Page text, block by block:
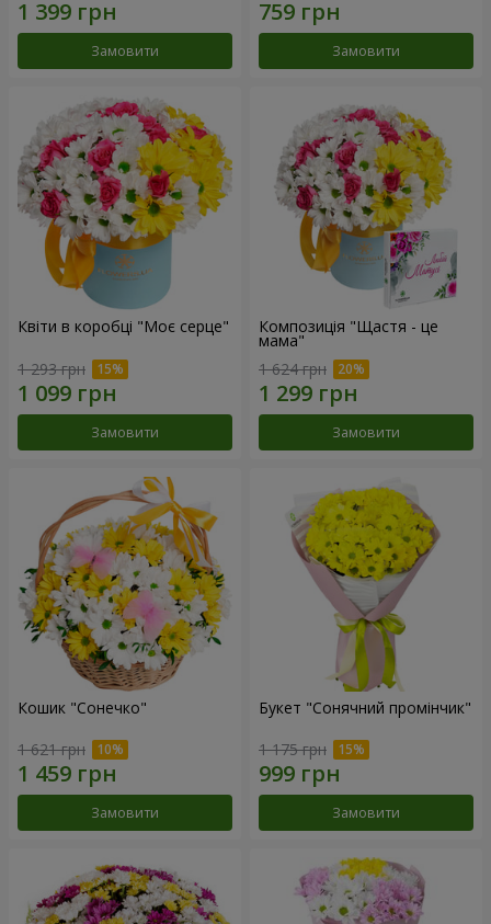
Замовити Замовити
Квіти в коробці "Моє серце"
1 293 грн
Замовити
Композиція "Щастя - це
мама"
1 624 грн
Замовити
Кошик "Сонечко"
1 621 грн
Замовити
Букет "Сонячний промінчик"
1 175 грн
Замовити